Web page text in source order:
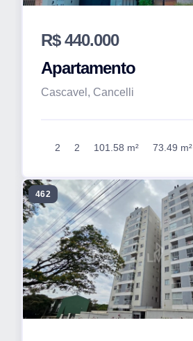
R$ 440.000
Apartamento
Cascavel, Cancelli
2 2 101.58 m² 73.49 m²
462